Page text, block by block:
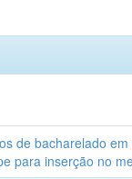
de bacharelado
para inserção no